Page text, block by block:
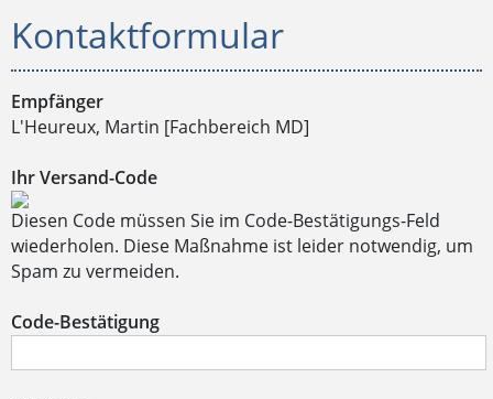
Kontaktformular
Empfänger
L'Heureux, Martin [Fachbereich MD]
Ihr Versand-Code
Diesen Code müssen Sie im Code-Bestätigungs-Feld
wiederholen. Diese Maßnahme ist leider notwendig, um
Spam zu vermeiden.
Code-Bestätigung